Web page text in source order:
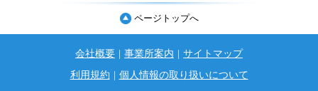
ページトップへ
会社概要 事業所案内
サイトマップ
利用規約
個人情報の取り扱いについて